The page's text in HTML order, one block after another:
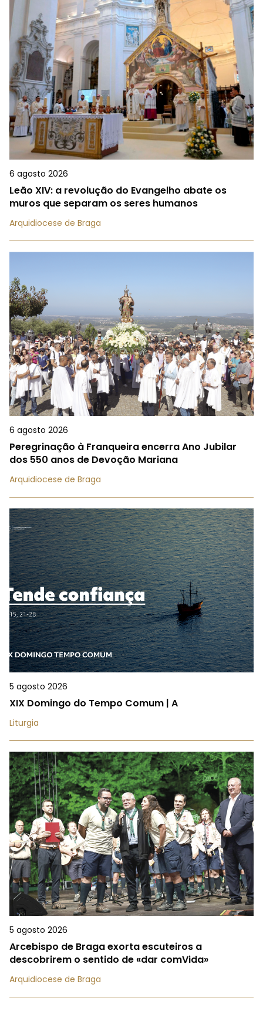
6 agosto 2026
Leão XIV: a revolução do Evangelho abate os
muros que separam os seres humanos
Arquidiocese de Braga
6 agosto 2026
Peregrinação à Franqueira encerra Ano Jubilar
dos 550 anos de Devoção Mariana
Arquidiocese de Braga
5 agosto 2026
XIX Domingo do Tempo Comum | A
Liturgia
5 agosto 2026
Arcebispo de Braga exorta escuteiros a
descobrirem o sentido de «dar comVida»
Arquidiocese de Braga